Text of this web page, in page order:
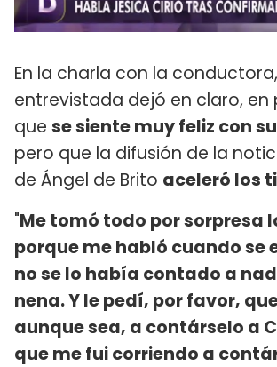
En la charla con la
entrevistada dejó en claro, en
que se siente muy feliz con
pero que la difusión de la
de Ángel de Brito aceleró los
"Me tomó todo por sorpresa
porque me habló cuando se
no se lo había contado a
nena. Y le pedí, por favor,
aunque sea, a contárselo a
que me fui corriendo a